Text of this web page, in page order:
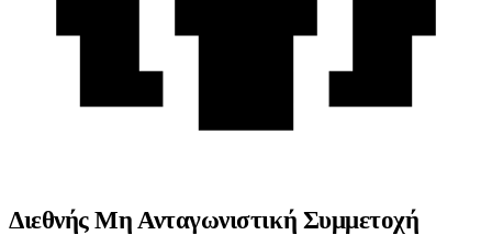
Διεθνής Μη Ανταγωνιστική Συμμετοχή